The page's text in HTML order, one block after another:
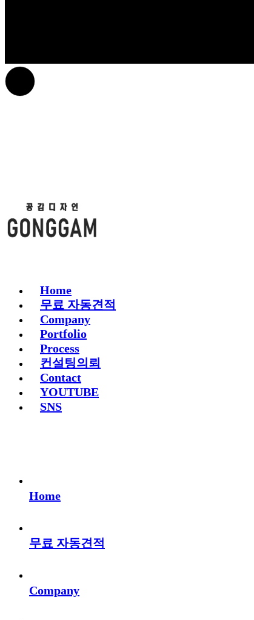
Home
무료 자동견적
Company
Portfolio
Process
컨설팅의뢰
Contact
YOUTUBE
SNS
Home
무료 자동견적
Company